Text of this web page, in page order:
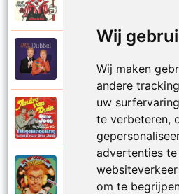
Wij
Wij maken
andere
uw
te verbeteren,
advertenties
om te
Schijt maar in me
Andre Van Duin
Schrijf naar ome Joop
Andre Van Duin en